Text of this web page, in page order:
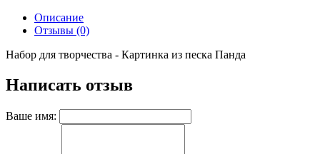
Описание
Отзывы (0)
Набор для творчества - Картинка из песка Панда
Написать отзыв
Ваше имя: